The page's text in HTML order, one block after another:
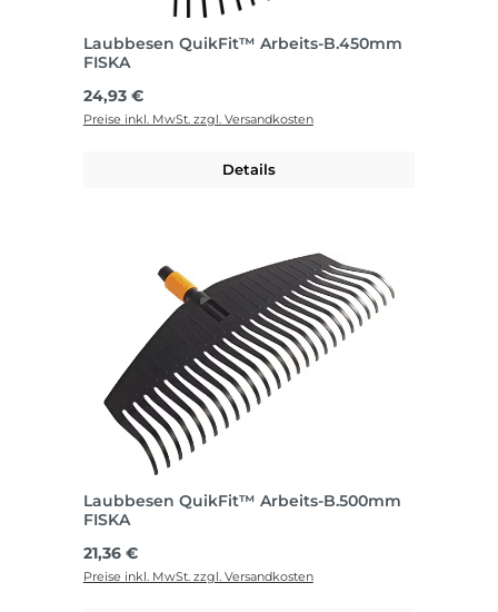
Laubbesen QuikFit™ Arbeits-B.450mm
FISKA
Regulärer Preis:
24,93 €
Preise inkl. MwSt. zzgl. Versandkosten
Details
Laubbesen QuikFit™ Arbeits-B.500mm
FISKA
Regulärer Preis:
21,36 €
Preise inkl. MwSt. zzgl. Versandkosten